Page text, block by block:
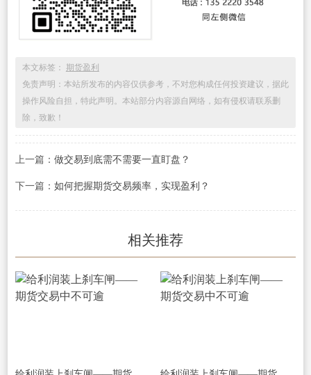
本文标签： 期货盈利
免责声明：本站所发布的内容仅供参考，不对您构成任何投资建议，据此
操作风险自担，特此声明。本站部分内容源自网络，如有侵权请联系删
除，致歉！
上一篇： 做交易到底需不需要一直盯盘？
下一篇： 如何把握期货交易频率，实现盈利？
相关推荐